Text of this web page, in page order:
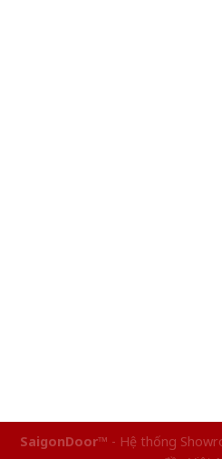
SaigonDoor™ - Hệ thống